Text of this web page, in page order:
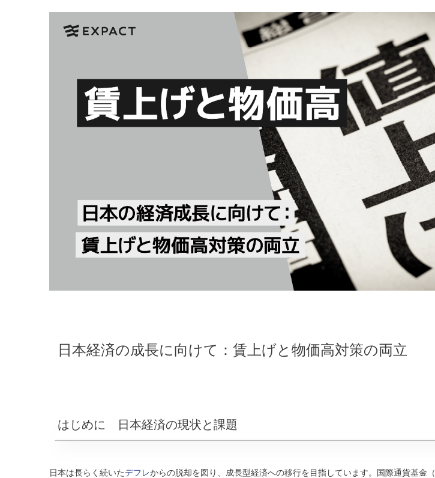
日本経済の成長に向けて：賃上げと物価高対策の両立
はじめに 日本経済の現状と課題
日本は長らく続いたデフレからの脱却を図り、成長型経済への移行を目指しています。国際通貨基金（